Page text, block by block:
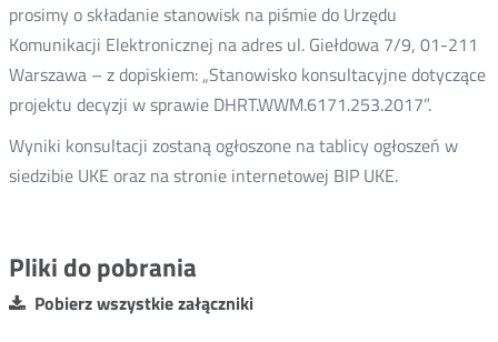
prosimy o składanie stanowisk na piśmie do Urzędu
Komunikacji Elektronicznej na adres ul. Giełdowa 7/9, 01-211
Warszawa – z dopiskiem: „Stanowisko konsultacyjne dotyczące
projektu decyzji w sprawie DHRT.WWM.6171.253.2017”.
Wyniki konsultacji zostaną ogłoszone na tablicy ogłoszeń w
siedzibie UKE oraz na stronie internetowej BIP UKE.
Pliki do pobrania
Pobierz wszystkie załączniki